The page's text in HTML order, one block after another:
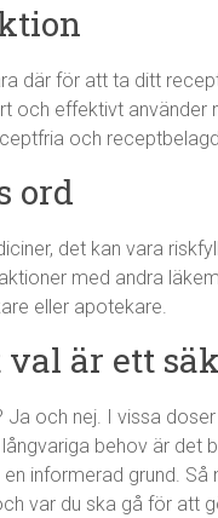
där för att ta ditt
och effektivt
och
ord
det kan vara
med andra
eller apotekare.
är ett
Ja och nej. I vissa
behov är det
informerad grund.
var du ska gå för att